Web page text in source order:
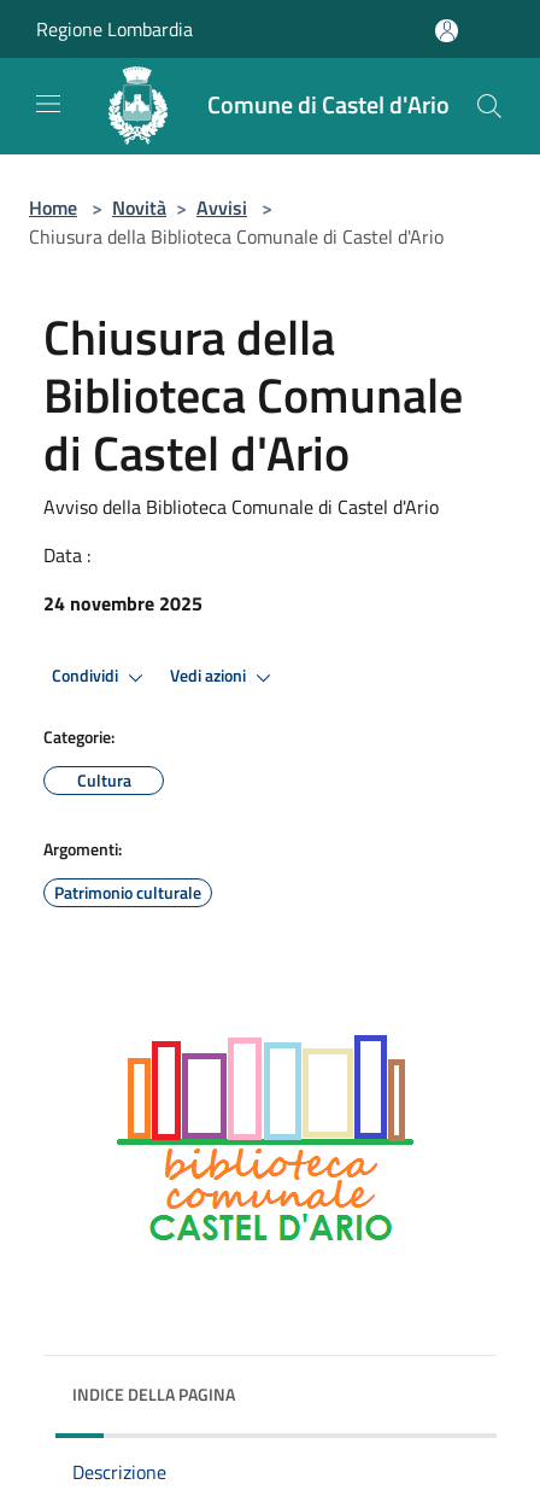
Regione Lombardia
Comune di Castel d'Ario
Home > Novità > Avvisi >
Chiusura della Biblioteca Comunale di Castel d'Ario
Chiusura della
Biblioteca Comunale
di Castel d'Ario
Avviso della Biblioteca Comunale di Castel d'Ario
Data :
24 novembre 2025
Condividi Vedi azioni
Categorie:
Cultura
Argomenti:
Patrimonio culturale
INDICE DELLA PAGINA
Descrizione